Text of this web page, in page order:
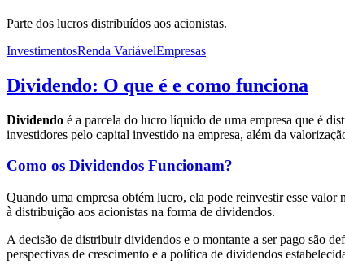
Parte dos lucros distribuídos aos acionistas.
InvestimentosRenda VariávelEmpresas
Dividendo: O que é e como funciona
Dividendo é a parcela do lucro líquido de uma empresa que é
investidores pelo capital investido na empresa, além da
Como os Dividendos Funcionam?
Quando uma empresa obtém lucro, ela pode reinvestir esse
à distribuição aos acionistas na forma de dividendos.
A decisão de distribuir dividendos e o montante a ser pago são
perspectivas de crescimento e a política de dividendos